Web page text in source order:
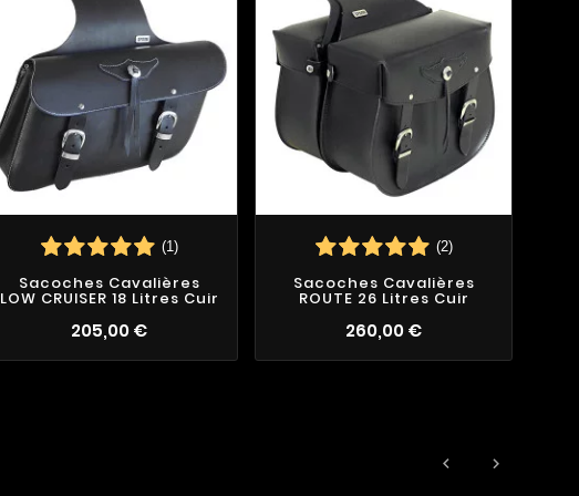
(1)
Sacoches Cavalières
LOW CRUISER 18 Litres Cuir
205,00 €
(2)
Sacoches Cavalières
ROUTE 26 Litres Cuir
260,00 €
 